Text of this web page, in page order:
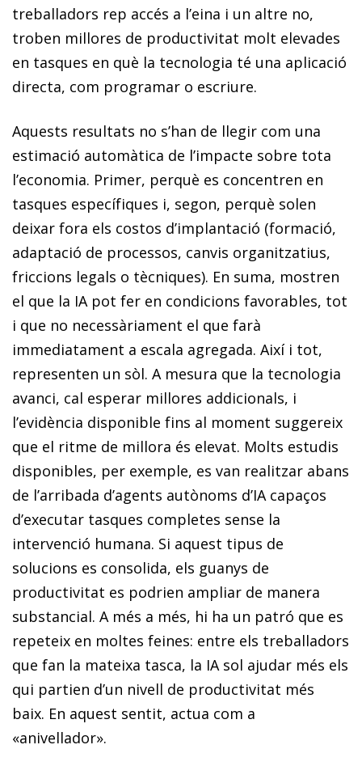
treballadors rep accés a l’eina i un altre no,
troben millores de productivitat molt elevades
en tasques en què la tecnologia té una aplicació
directa, com programar o escriure.
Aquests resultats no s’han de llegir com una
estimació automàtica de l’impacte sobre tota
l’economia. Primer, perquè es concentren en
tasques específiques i, segon, perquè solen
deixar fora els costos d’implantació (formació,
adaptació de processos, canvis organitzatius,
friccions legals o tècniques). En suma, mostren
el que la IA pot fer en condicions favorables, tot
i que no necessàriament el que farà
immediatament a escala agregada. Així i tot,
representen un sòl. A mesura que la tecnologia
avanci, cal esperar millores addicionals, i
l’evidència disponible fins al moment suggereix
que el ritme de millora és elevat. Molts estudis
disponibles, per exemple, es van realitzar abans
de l’arribada d’agents autònoms d’IA capaços
d’executar tasques completes sense la
intervenció humana. Si aquest tipus de
solucions es consolida, els guanys de
productivitat es podrien ampliar de manera
substancial. A més a més, hi ha un patró que es
repeteix en moltes feines: entre els treballadors
que fan la mateixa tasca, la IA sol ajudar més els
qui partien d’un nivell de productivitat més
baix. En aquest sentit, actua com a
«anivellador».